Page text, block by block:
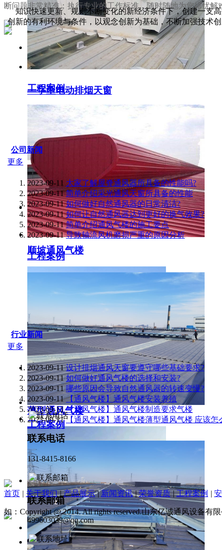
一字型电动排烟天窗
顺坡通风气楼
薄型通风气楼
工程案例
工程案例
工程案例
断问题非常精准；执行专业的工作标准，随时随地为您排忧解
知识快速更新、规则不断变化的新经济条件下，创建一支
创新的有利环境与条件，以观念创新为基础，不断加强技术
公司新闻
更多
2023-09-11 大家了解屋脊通风器所具备的性能吗?
2023-09-11 简单介绍采光通风天窗所具备的性能
2023-09-11 如何做好自然通风器的日常清洁?
2023-09-11 如何让自然通风器达到更好的换气效果?
2023-09-11 简单介绍通风气楼的施工要点
2023-09-11 导致轴流风机磨损严重的原因分析
行业新闻
更多
2023-09-11 设计排烟通风天窗要遵守哪些基础要求?
2023-09-11 如何做好通风气楼的选择和安装?
2023-09-11 哪些原因会导致自然通风器的转速变慢?
2023-09-11 【通风气楼】通风气楼安装养殖
2023-09-11 【通风气楼】通风气楼制造要求气楼
2023-09-11 【通风气楼】通风气楼薄型通风气楼 应该怎
联系电话
131-8415-8166
联系邮箱
499603039@qq.com
首页 | 关于我们 | 产品展示 | 新闻资讯 | 荣誉资质 | 工程案例 |
如：Copyright @ 2014. All rights reserved.山东亿诚通风设备有